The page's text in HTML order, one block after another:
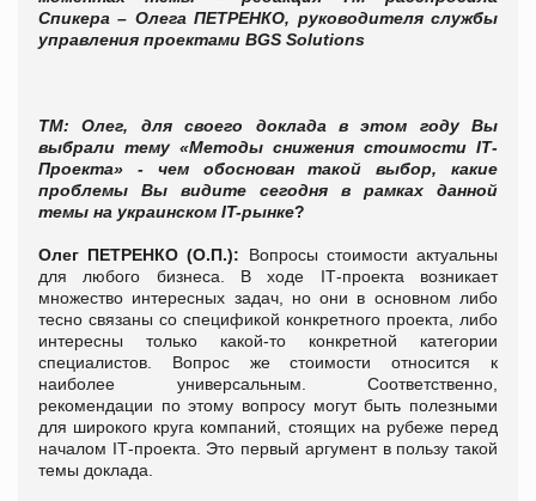
Спикера – Олега ПЕТРЕНКО, руководителя службы
управления проектами BGS Solutions
ТМ: Олег, для своего доклада в этом году Вы
выбрали тему «Методы снижения стоимости IТ-
Проекта» - чем обоснован такой выбор, какие
проблемы Вы видите сегодня в рамках данной
темы на украинском IT-рынке?
Олег ПЕТРЕНКО (О.П.): Вопросы стоимости актуальны
для любого бизнеса. В ходе IТ-проекта возникает
множество интересных задач, но они в основном либо
тесно связаны со спецификой конкретного проекта, либо
интересны только какой-то конкретной категории
специалистов. Вопрос же стоимости относится к
наиболее универсальным. Соответственно,
рекомендации по этому вопросу могут быть полезными
для широкого круга компаний, стоящих на рубеже перед
началом IТ-проекта. Это первый аргумент в пользу такой
темы доклада.